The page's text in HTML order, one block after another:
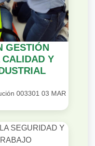
GESTIÓN
Y
003301 03 MAR